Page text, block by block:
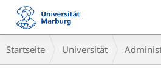
Mobile-
Navigation
Breadcrumb-
Navigation
Startseite Universität